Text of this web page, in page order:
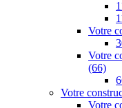
Votre
Votre
(66)
Votre
Votre